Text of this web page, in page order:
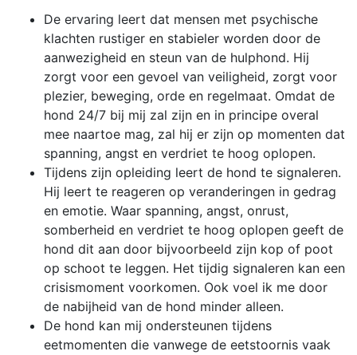
De ervaring leert dat mensen met psychische
klachten rustiger en stabieler worden door de
aanwezigheid en steun van de hulphond. Hij
zorgt voor een gevoel van veiligheid, zorgt voor
plezier, beweging, orde en regelmaat. Omdat de
hond 24/7 bij mij zal zijn en in principe overal
mee naartoe mag, zal hij er zijn op momenten dat
spanning, angst en verdriet te hoog oplopen.
Tijdens zijn opleiding leert de hond te signaleren.
Hij leert te reageren op veranderingen in gedrag
en emotie. Waar spanning, angst, onrust,
somberheid en verdriet te hoog oplopen geeft de
hond dit aan door bijvoorbeeld zijn kop of poot
op schoot te leggen. Het tijdig signaleren kan een
crisismoment voorkomen. Ook voel ik me door
de nabijheid van de hond minder alleen.
De hond kan mij ondersteunen tijdens
eetmomenten die vanwege de eetstoornis vaak